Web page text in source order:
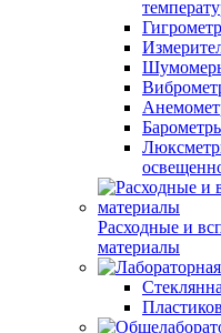
Расходные и
материалы